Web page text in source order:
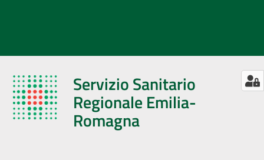
Servizio Sanitario
Regionale Emilia-
Romagna